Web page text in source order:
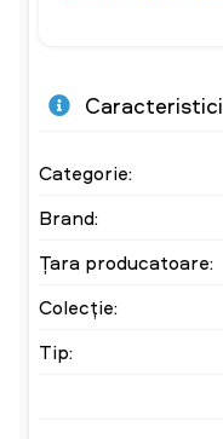
Caracteristici
Categorie:
Brand:
Țara producatoare:
Colecție:
Tip: